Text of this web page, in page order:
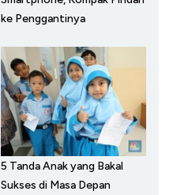
ke Penggantinya
5 Tanda Anak yang Bakal
Sukses di Masa Depan